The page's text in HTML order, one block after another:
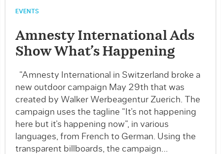
EVENTS
Amnesty International Ads
Show What’s Happening
“Amnesty International in Switzerland broke a
new outdoor campaign May 29th that was
created by Walker Werbeagentur Zuerich. The
campaign uses the tagline “It’s not happening
here but it’s happening now”, in various
languages, from French to German. Using the
transparent billboards, the campaign…